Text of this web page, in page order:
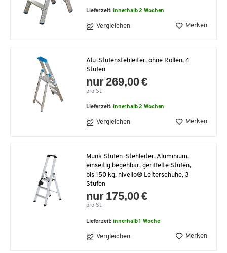
Lieferzeit:innerhalb 2 Wochen
Vergleichen Merken
Alu-Stufenstehleiter, ohne Rollen, 4
Stufen
nur 269,00 €
pro St.
Lieferzeit:innerhalb 2 Wochen
Vergleichen Merken
Munk Stufen-Stehleiter, Aluminium,
einseitig begehbar, geriffelte Stufen,
bis 150 kg, nivello® Leiterschuhe, 3
Stufen
nur 175,00 €
pro St.
Lieferzeit:innerhalb 1 Woche
Vergleichen Merken